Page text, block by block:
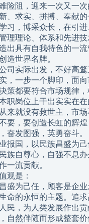
险阻，迎来一次又一
、求实、拼搏、奉献的
习，博采众长，在引
理理论、体系和先进
出具有自我特色的一
造世界名牌。
司实际出发，不好高
，一步一个脚印，面
策都要符合市场规律
职岗位上干出实实在在
来就没有救世主，市
要，要创造长虹的辉
奋发图强，英勇奋斗。
报国，以民族昌盛为
族自尊心，自强不息办
一流贡献。
观是：
盛为己任，顾客是企
命的永恒的主题。追
民，为人类发展作出
自然伴随而形成整套价